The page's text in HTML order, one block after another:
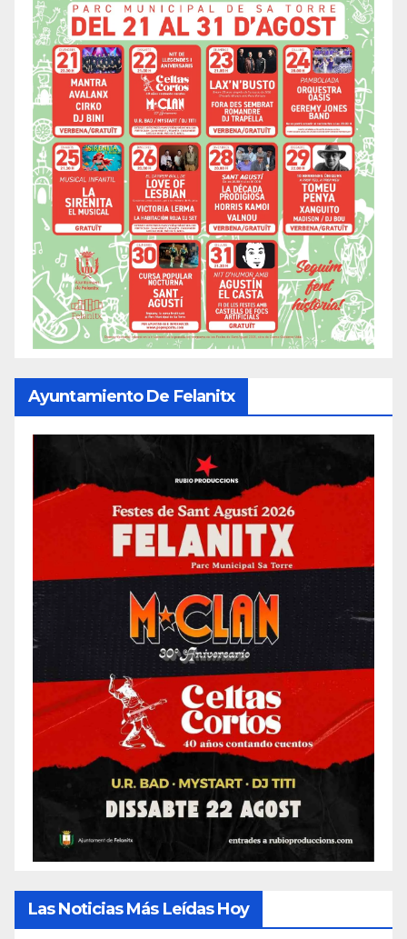
Ayuntamiento De Felanitx
Las Noticias Más Leídas Hoy